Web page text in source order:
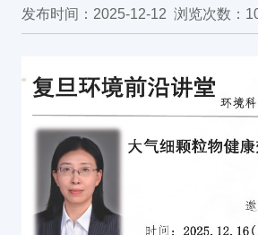
发布时间：2025-12-12 浏览次数：